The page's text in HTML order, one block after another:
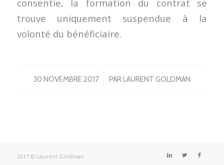
consentie, la formation du contrat se
trouve uniquement suspendue à la
volonté du bénéficiaire.
30 NOVEMBRE 2017
/ PARLAURENT GOLDMAN
2017 © Laurent Goldman